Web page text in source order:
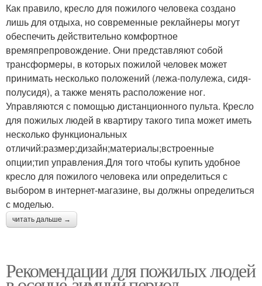
Как правило, кресло для пожилого человека создано
лишь для отдыха, но современные реклайнеры могут
обеспечить действительно комфортное
времяпрепровождение. Они представляют собой
трансформеры, в которых пожилой человек может
принимать несколько положений (лежа-полулежа, сидя-
полусидя), а также менять расположение ног.
Управляются с помощью дистанционного пульта. Кресло
для пожилых людей в квартиру такого типа может иметь
несколько функциональных
отличий:размер;дизайн;материалы;встроенные
опции;тип управления.Для того чтобы купить удобное
кресло для пожилого человека или определиться с
выбором в интернет-магазине, вы должны определиться
с моделью.
читать дальше →
Рекомендации для пожилых людей